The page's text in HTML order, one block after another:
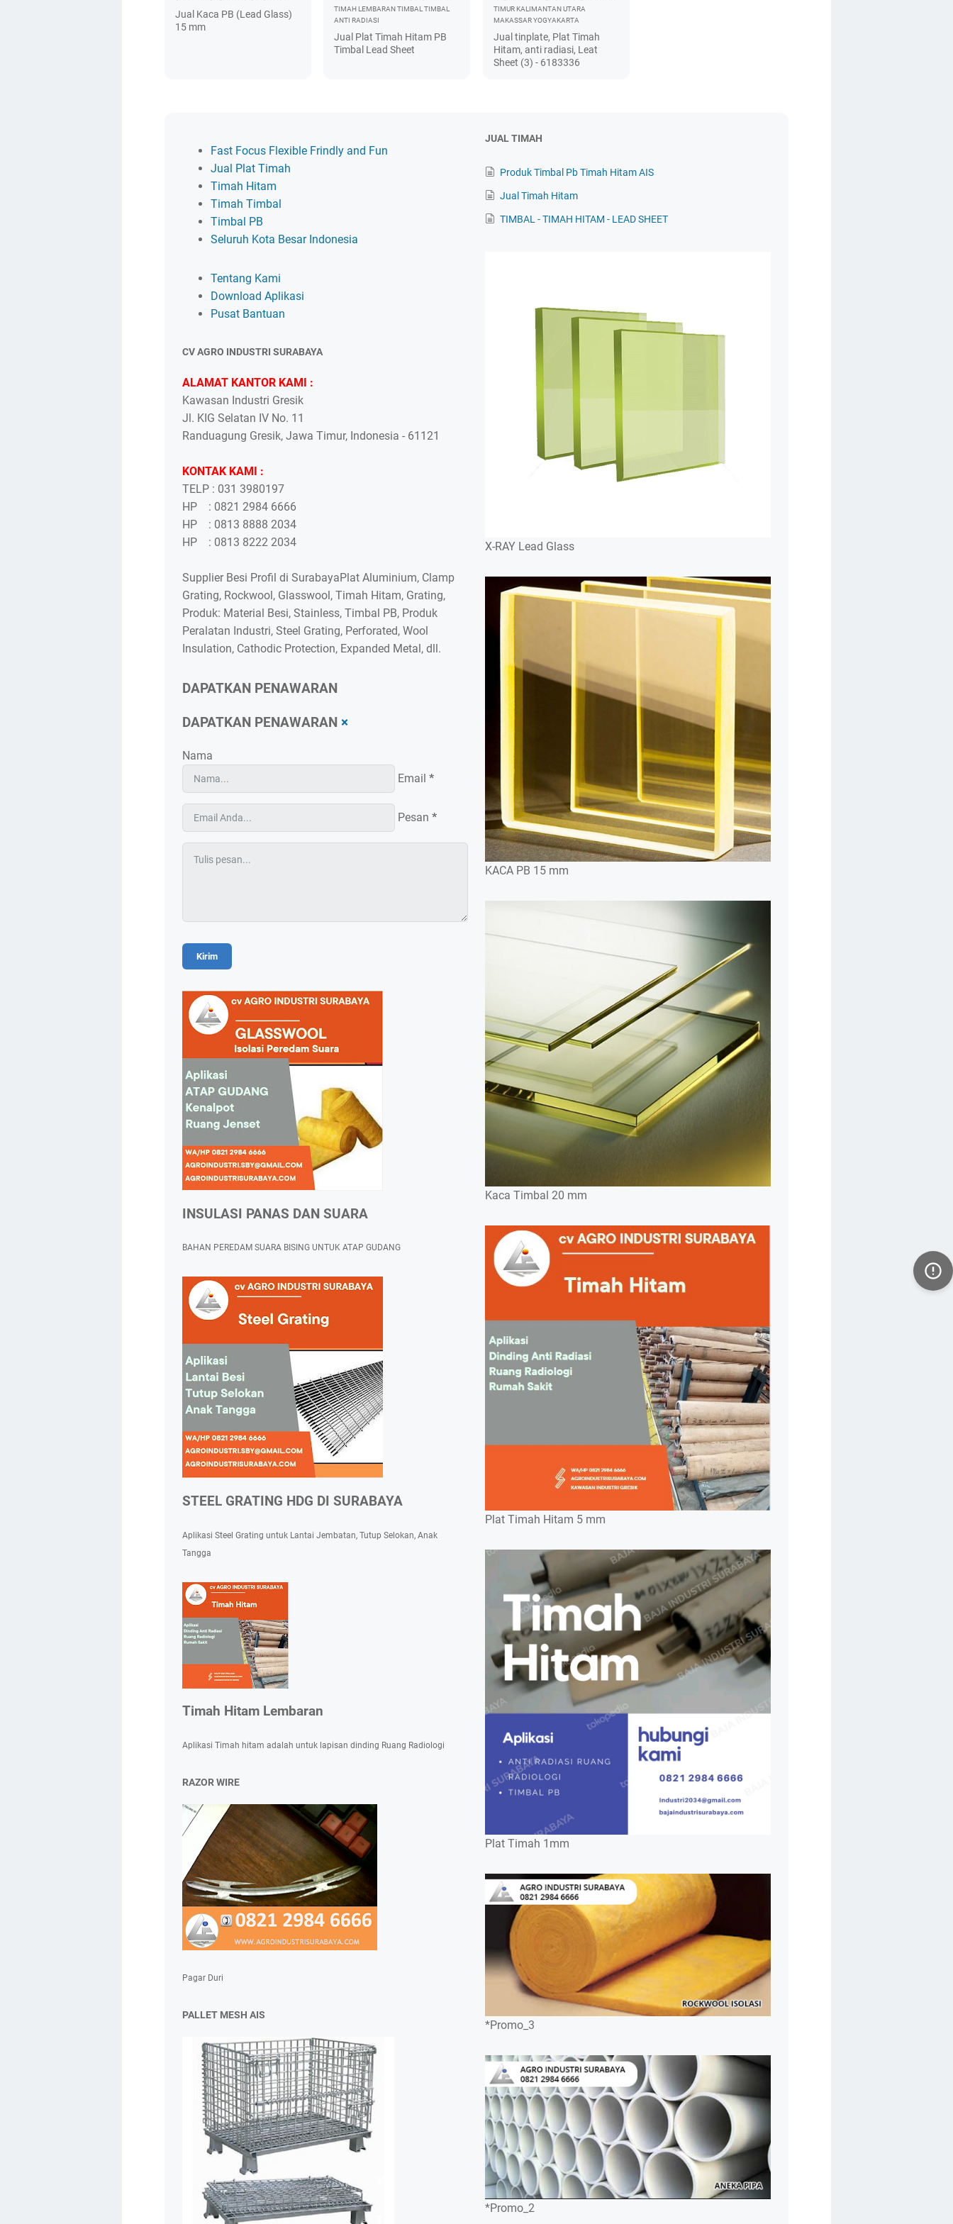
Jual Kaca PB (Lead Glass)
15 mm
TIMAH LEMBARAN TIMBAL TIMBAL
ANTI RADIASI
Jual Plat Timah Hitam PB
Timbal Lead Sheet
TIMUR KALIMANTAN UTARA
MAKASSAR YOGYAKARTA
Jual tinplate, Plat Timah
Hitam, anti radiasi, Leat
Sheet (3) - 6183336
Fast Focus Flexible Frindly and Fun
Jual Plat Timah
Timah Hitam
Timah Timbal
Timbal PB
Seluruh Kota Besar Indonesia
Tentang Kami
Download Aplikasi
Pusat Bantuan
CV AGRO INDUSTRI SURABAYA
ALAMAT KANTOR KAMI :
Kawasan Industri Gresik
Jl. KIG Selatan IV No. 11
Randuagung Gresik, Jawa Timur, Indonesia - 61121
KONTAK KAMI :
TELP : 031 3980197
HP : 0821 2984 6666
HP : 0813 8888 2034
HP : 0813 8222 2034
Supplier Besi Profil di SurabayaPlat Aluminium, Clamp
Grating, Rockwool, Glasswool, Timah Hitam, Grating,
Produk: Material Besi, Stainless, Timbal PB, Produk
Peralatan Industri, Steel Grating, Perforated, Wool
Insulation, Cathodic Protection, Expanded Metal, dll.
DAPATKAN PENAWARAN
DAPATKAN PENAWARAN ×
Nama
Email *
Pesan *
INSULASI PANAS DAN SUARA
BAHAN PEREDAM SUARA BISING UNTUK ATAP GUDANG
STEEL GRATING HDG DI SURABAYA
Aplikasi Steel Grating untuk Lantai Jembatan, Tutup Selokan, Anak
Tangga
Timah Hitam Lembaran
Aplikasi Timah hitam adalah untuk lapisan dinding Ruang Radiologi
RAZOR WIRE
Pagar Duri
PALLET MESH AIS
JUAL TIMAH
Produk Timbal Pb Timah Hitam AIS
Jual Timah Hitam
TIMBAL - TIMAH HITAM - LEAD SHEET
X-RAY Lead Glass
KACA PB 15 mm
Kaca Timbal 20 mm
Plat Timah Hitam 5 mm
Plat Timah 1mm
*Promo_3
*Promo_2